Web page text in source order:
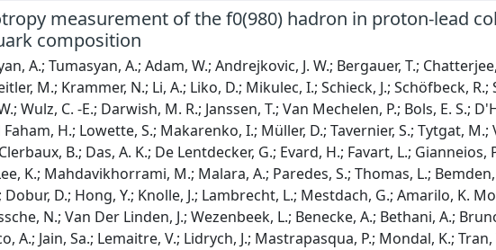
measurement of the f0(980) hadron in proton-lead
composition
W. L.; Pereira, M. Alves Gallo; Filho, M. Barroso Ferreira; Malbouisson, H. Brandao; Carvalho, W.; Chinellato, J.; Da Costa, E. M.; Da Silveira, G. G.; De Jesus Damiao, D.; De Souza, S. Fonseca; De Souza, R. Gomes; Martins, J.; Herrera, C. Mora; Mundim, L.; Nogima, H.; Pinheiro, J. P.; Santoro, A.; Sznajder, A.; Thiel, M.; Pereira, A. Vilela; Bernardes, C. A.; Calligaris, L.; Fernandez Perez Tomei, T. R.; Gregores, E. M.; Mercadante, P. G.; Novaes, S. F.; Orzari, B.; Padula, Sandra S.; Aleksandrov, A.; Antchev, G.; Hadjiiska, R.; Iaydjiev, P.; Misheva, M.; Shopova, M.; Sultanov, G.; Dimitrov, A.; Litov, L.; Pavlov, B.; Petkov, P.; Petrov, A.; Shumka, E.; Keshri, S.; Thakur, S.; Cheng, T.; Javaid, T.; Yuan, L.; Hu, Z.; Liu, J.; Yi, K.; Chen, G. M.; Chen, H. S.; Chen, M.; Iemmi, F.; Jiang, C. H.; Kapoor, A.; Liao, H.; Liu, Z. -A.; Sharma, R.; Song, J. N.; Tao, J.; Wang, C.; Wang, J.; Wang, Z.; Zhang, H.; Agapitos, A.; Ban, Y.; Levin, A.; Li, C.; Li, Q.; Mao, Y.; Qian, S. J.; Sun, X.; Wang, D.; Yang, H.; Zhang, L.; Zhou, C.; You, Z.; Jaffel, K.; Lu, N.; Bauer, G.; Gao, X.; Leggat, D.; Okawa, H.; Lin, Z.; Lu, C.; Xiao, M.; Avila, C.; Barbosa Trujillo, D. A.; Cabrera, A.; Florez, C.; Fraga, J.; Reyes Vega, J. A.; Mejia Guisao, J.; Ramirez, F.; Rodriguez, M.; Ruiz Alvarez, J. D.; Giljanovic, D.; Godinovic, N.; Lelas, D.; Sculac, A.; Kovac, M.; Sculac, T.; Bargassa, P.; Brigljevic, V.; Chitroda, B. K.; Ferencek, D.; Jakovcic, K.; Mishra, S.; Starodumov, A.; Susa, T.; Attikis, A.; Christoforou, K.; Konstantinou, S.; Mousa, J.; Nicolaou, C.; Ptochos, F.; Razis, P. A.; Rykaczewski, H.; Saka, H.; Stepennov, A.; Finger, M.; Finger, M.; Kveton, A.; Ayala, E.; Jarrin, E. Carrera; Abdelalim, A. A.; Salama, E.; Mahmoud, M. A.; Mohammed, Y.; Ehataht, K.; Kadastik, M.; Lange, T.; Nandan, S.; Nielsen, C.; Pata, J.; Raidal, M.; Tani, L.; Veelken, C.; Kirschenmann, H.; Osterberg, K.; Voutilainen, M.; Bharthuar, S.; Brücken, E.; Garcia, F.; Kallonen, K. T. S.; Kinnunen, R.; Lampén, T.; Lassila-Perini, K.; Lehti, S.; Lindén, T.; Martikainen, L.; Myllymäki, M.; Rantanen, M. M.; Siikonen, H.; Tuominen, E.; Tuominiemi, J.; Luukka, P.; Petrow, H.; Besancon, M.; Couderc, F.; Dejardin, M.; Denegri, D.; Faure, J. L.; Ferri, F.; Ganjour, S.; Gras, P.; De Monchenault, G. Hamel; Lohezic, V.; Malcles, J.; Rander, J.; Rosowsky, A.; Sahin, M. Ö.; Savoy-Navarro, A.; Simkina, P.; Titov, M.; Tornago, M.; Baldenegro Barrera, C.; Beaudette, F.; Perraguin, A. Buchot; Busson, P.; Cappati, A.; Charlot, C.; Chiusi, M.; Damas, F.; Davignon, O.; De Wit, A.; Fontana Santos Alves, B. A.; Ghosh, S.; Gilbert, A.; De Cassagnac, R. Granier; Hakimi, A.; Harikrishnan, B.; Kalipoliti, L.; Liu, G.; Motta, J.; Nguyen, M.; Ochando, C.; Portales, L.; Salerno, R.; Sauvan, J. B.; Sirois, Y.; Tarabini, A.; Vernazza, E.; Zabi, A.; Zghiche, A.; Agram, J. -L.; Andrea, J.; Apparu, D.; Bloch, D.; Brom, J. -M.; Chabert, E. C.; Collard, C.; Falke, S.; Goerlach, U.; Grimault, C.; Haeberle, R.; Le Bihan, A. -C.; Meena, M.; Saha, G.; Sessini, M. A.; Van Hove, P.; Beauceron, S.; Blancon, B.; Boudoul, G.; Chanon, N.; Choi, J.; Contardo, D.; Depasse, P.; Dozen, C.; El Mamouni, H.; Fay, J.; Gascon, S.; Gouzevitch, M.; Greenberg, C.; Grenier, G.; Ille, B.; Laktineh, I. B.; Lethuillier, M.; Mirabito, L.; Perries, S.; Purohit, A.; Vander Donckt, M.; Verdier, P.; Xiao, J.; Adamov, G.; Lomidze, I.; Tsamalaidze, Z.; Botta, V.; Feld, L.; Klein, K.; Lipinski, M.; Meuser, D.; Pauls, A.; Röwert, N.; Teroerde, M.; Diekmann, S.; Dodonova, A.; Eich, N.; Eliseev, D.; Engelke, F.; Erdmann, J.; Erdmann, M.; Fackeldey, P.; Fischer, B.; Hebbeker, T.; Hoepfner, K.; Ivone, F.; Jung, A.; Lee, M. Y.; Mausolf, F.; Merschmeyer, M.; Meyer, A.; Mukherjee, S.; Noll, D.; Nowotny, F.; Pozdnyakov, A.; Rath, Y.; Redjeb, W.; Rehm, F.; Reithler, H.; Sarkar, U.; Sarkisovi, V.; Schmidt, A.; Sharma, A.; Spah, J. L.; Stein, A.; Da Silva De Araujo, F. Torres; Vigilante, L.; Wiedenbeck, S.; Zaleski, S.; Dziwok, C.; Flügge, G.; Haj Ahmad, W.; Kress, T.; Nowack, A.; Pooth, O.; Stahl, A.; Ziemons, T.; Zotz, A.; Petersen, H. Aarup; Martin, M. Aldaya; Alimena, J.; Amoroso, S.; An, Y.; Baxter, S.; Bayatmakou, M.; Gonzalez, H. Becerril; Behnke, O.; Belvedere, A.; Bhattacharya, S.; Blekman, F.; Borras, K.; Campbell, A.; Cardini, A.; Cheng, C.; Colombina, F.; Rodríguez, S. Consuegra; Silva, G. Correia; De Silva, M.; Eckerlin, G.; Eckstein, D.; Estevez Banos, L. I.; Filatov, O.; Gallo, E.; Geiser, A.; Giraldi, A.; Guglielmi, V.; Guthoff, M.; Hinzmann, A.; Jafari, A.; Jeppe, L.; Jomhari, N. Z.; Kaech, B.; Kasemann, M.; Kleinwort, C.; Kogler, R.; Komm, M.; Krücker, D.; Lange, W.; Pernia, D. Leyva; Lipka, K.; Lohmann, W.; Mankel, R.; Melzer-Pellmann, I. -A.; Morentin, M. Mendizabal; Meyer, A. B.; Milella, G.; Mussgiller, A.; Nair, L. P.; Nürnberg, A.; Otarid, Y.; Park, J.; Adán, D. Pérez; Ranken, E.; Raspereza, A.; Ribeiro Lopes, B.; Rübenach, J.; Saggio, A.; Scham, M.; Schnake, S.; Schütze, P.; Schwanenberger, C.; Selivanova, D.; Sharko, K.; Shchedrolosiev, M.; Sosa Ricardo, R. E.; Stafford, D.; Vazzoler, F.; Ventura Barroso, A.; Walsh, R.; Wang, Q.; Wen, Y.; Wichmann, K.; Wiens, L.; Wissing, C.; Yang, Y.; Zimermmane Castro Santos, A.; Albrecht, A.; Albrecht, S.; Antonello, M.; Bein, S.; Benato, L.; Bollweg, S.; Bonanomi, M.; Connor, P.; Eich, M.; El Morabit, K.; Fischer, Y.; Garbers, C.; Garutti, E.; Grohsjean, A.; Haller, J.; Jabusch, H. R.; Kasieczka, G.; Keicher, P.; Klanner, R.; Korcari, W.; Kramer, T.; Kutzner, V.; Labe, F.; Lange, J.; Lobanov, A.; Matthies, C.; Mehta, A.; Moureaux, L.; Mrowietz, M.; Nigamova, A.; Nissan, Y.; Paasch, A.; Pena Rodriguez, K. J.; Quadfasel, T.; Raciti, B.; Rieger, M.; Savoiu, D.; Schindler, J.; Schleper, P.; Schröder, M.; Schwandt, J.; Sommerhalder, M.; Stadie, H.; Steinbrück, G.; Tews, A.; Wolf, M.; Brommer, S.; Burkart, M.; Butz, E.;